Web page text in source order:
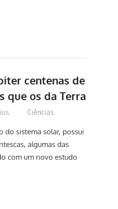
centenas de
que os da Terra
Ciências
do sistema solar, possui
algumas das
com um novo estudo